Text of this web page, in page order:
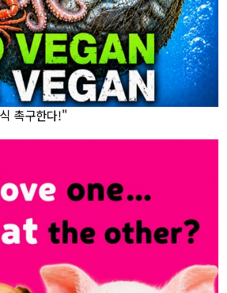
촉구한다!"